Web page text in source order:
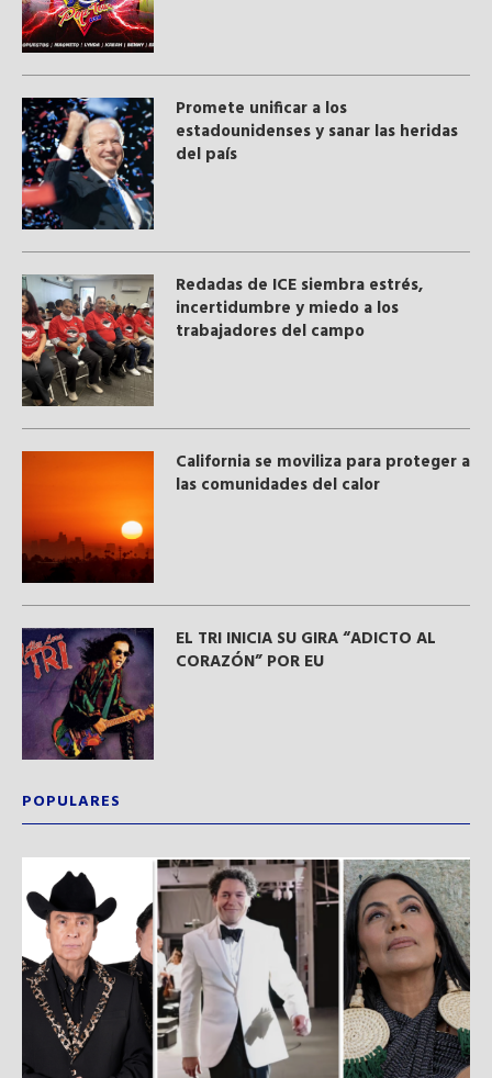
Promete unificar a los
estadounidenses y sanar las heridas
del país
​Redadas de ICE siembra estrés,
incertidumbre y miedo a los
trabajadores del campo
California se moviliza para proteger a
las comunidades del calor
EL TRI INICIA SU GIRA “ADICTO AL
CORAZÓN” POR EU
POPULARES